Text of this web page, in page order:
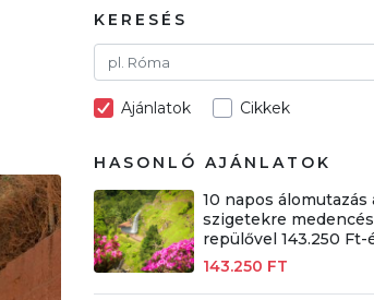
Élménybeszámolók
Szállodalátogatás
Sajtómegjelenések
KERESÉS
Ajánlatok Cikkek
HASONLÓ AJÁNLATOK
10 napos álomutazás
szigetekre
repülővel 143.250 Ft-
143.250 FT